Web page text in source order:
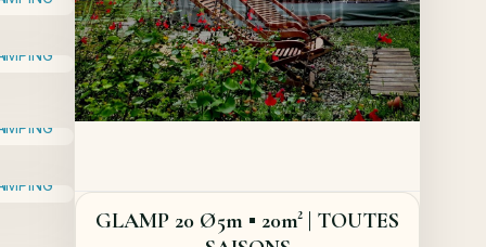
GLAMP 20 Ø5m ▪︎ 20m² | TOUTES